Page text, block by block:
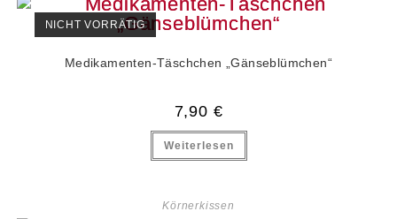
NICHT VORRÄTIG
Medikamenten-Täschchen „Gänseblümchen“
7,90 €
Weiterlesen
Körnerkissen